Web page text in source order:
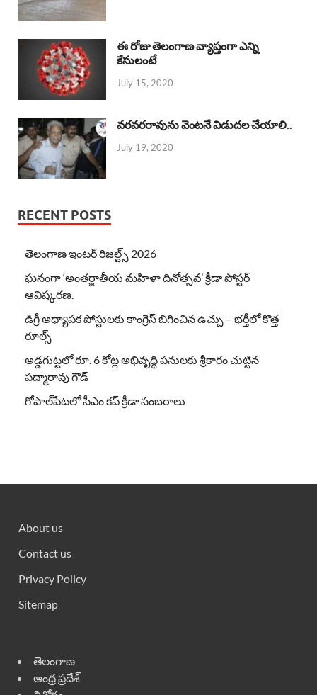
ఈ రోజు తెలంగాణ వ్యాప్తంగా ఎన్ని
కేసులంటే
July 15, 2020
వరవరరావును వెంటనే విడుదల చేయాలి..
July 19, 2020
RECENT POSTS
తెలంగాణ ఇంటర్ రిజల్ట్స్ 2026
ఘనంగా ‘అంతర్జాతీయ మహిళా దినోత్సవ’ క్రీడా పోస్టర్
ఆవిష్కరణ.
డిగ్రీ అధ్యాపక పోస్టులకు కాంగ్రెస్ బిగించిన ఉచ్చు – భర్తీలో కొత్త
రూల్స్
అడ్డగుట్టలో రూ. 6 కోట్ల అభివృద్ధి పనులకు శ్రీకారం చుట్టిన
పద్మారావు గౌడ్
గోపాల్‌పేటలో సీఎం కప్ క్రీడా సంబరాలు
About us
Contact us
Privacy Policy
Sitemap
తెలంగాణ
ఆంధ్ర ప్రదేశ్